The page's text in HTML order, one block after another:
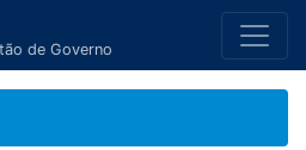
de Governo